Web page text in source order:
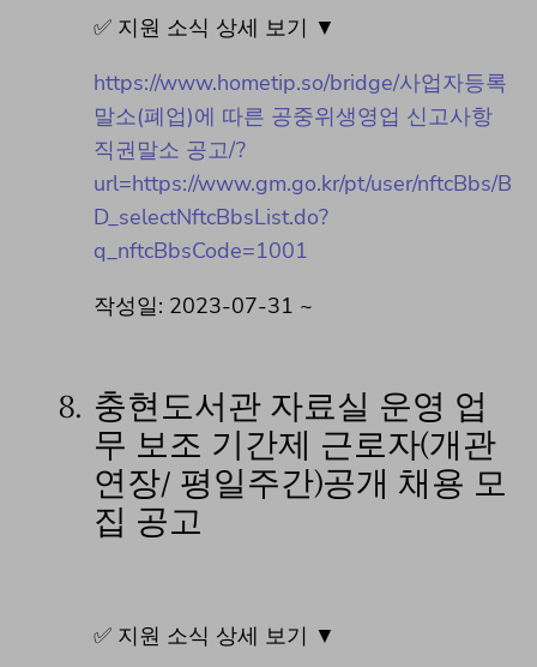
✅ 지원 소식 상세 보기 ▼
https://www.hometip.so/bridge/사업자등록
말소(폐업)에 따른 공중위생영업 신고사항
직권말소 공고/?
url=https://www.gm.go.kr/pt/user/nftcBbs/B
D_selectNftcBbsList.do?
q_nftcBbsCode=1001
작성일: 2023-07-31 ~
8. 충현도서관 자료실 운영 업
무 보조 기간제 근로자(개관
연장/ 평일주간)공개 채용 모
집 공고
✅ 지원 소식 상세 보기 ▼